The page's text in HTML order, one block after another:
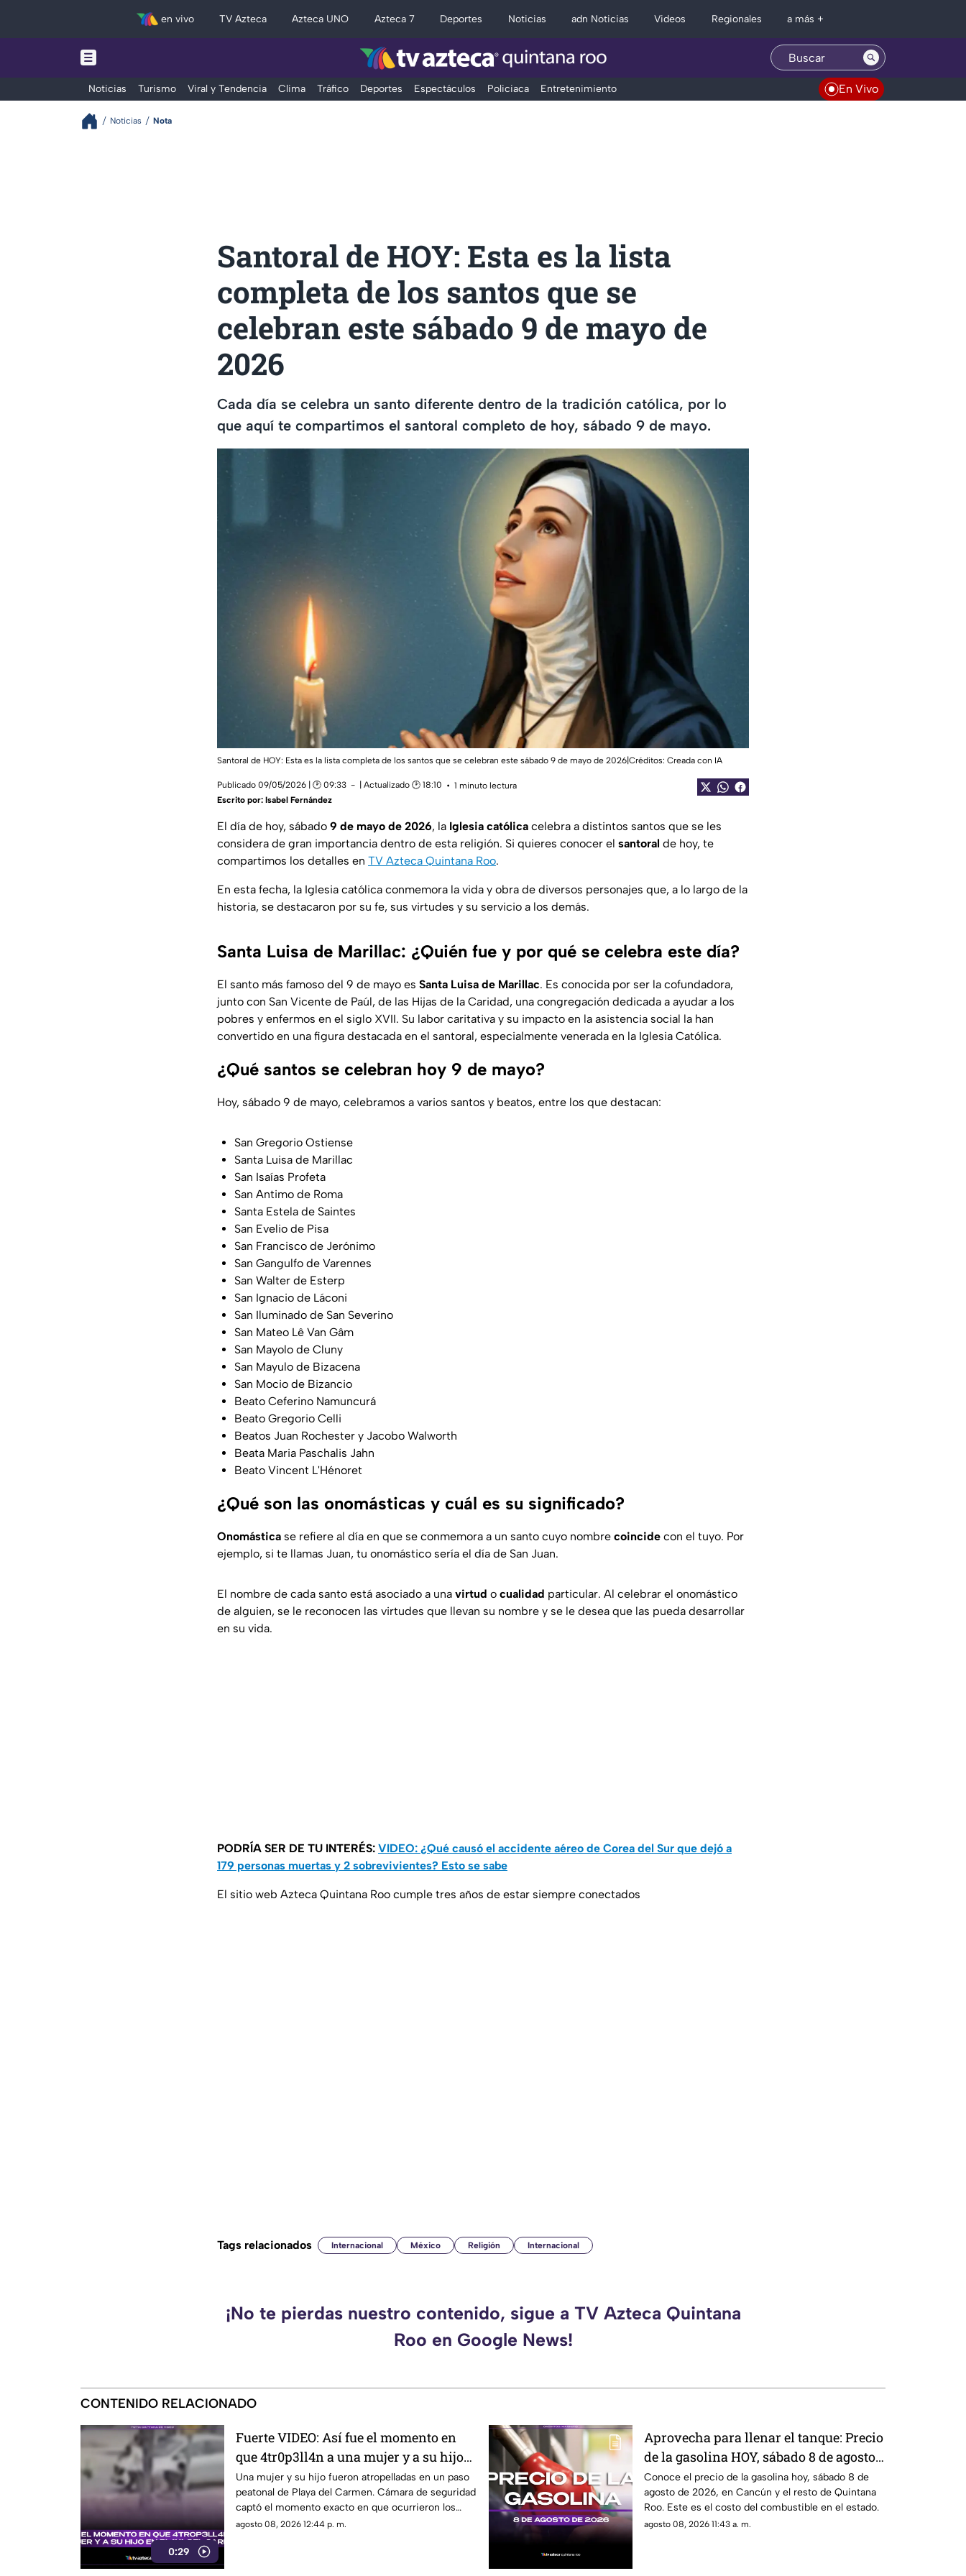
en vivo TV Azteca Azteca UNO Azteca 7 Deportes Noticias adn Noticias Videos Regionales a más +
Noticias Turismo Viral y Tendencia Clima Tráfico Deportes Espectáculos Policiaca Entretenimiento En Vivo
Noticias Nota
Santoral de HOY: Esta es la lista
completa de los santos que se
celebran este sábado 9 de mayo de
2026
Cada día se celebra un santo diferente dentro de la tradición católica, por lo
que aquí te compartimos el santoral completo de hoy, sábado 9 de mayo.
Santoral de HOY: Esta es la lista completa de los santos que se celebran este sábado 9 de mayo de 2026|Créditos: Creada con IA
Publicado 09/05/2026 | 🕑 09:33 | Actualizado 🕑 18:10
1 minuto lectura
Escrito por: Isabel Fernández
El día de hoy, sábado 9 de mayo de 2026, la Iglesia católica celebra a distintos santos que se les
considera de gran importancia dentro de esta religión. Si quieres conocer el santoral de hoy, te
compartimos los detalles en TV Azteca Quintana Roo.
En esta fecha, la Iglesia católica conmemora la vida y obra de diversos personajes que, a lo largo de la
historia, se destacaron por su fe, sus virtudes y su servicio a los demás.
Santa Luisa de Marillac: ¿Quién fue y por qué se celebra este día?
El santo más famoso del 9 de mayo es Santa Luisa de Marillac. Es conocida por ser la cofundadora,
junto con San Vicente de Paúl, de las Hijas de la Caridad, una congregación dedicada a ayudar a los
pobres y enfermos en el siglo XVII. Su labor caritativa y su impacto en la asistencia social la han
convertido en una figura destacada en el santoral, especialmente venerada en la Iglesia Católica.
¿Qué santos se celebran hoy 9 de mayo?
Hoy, sábado 9 de mayo, celebramos a varios santos y beatos, entre los que destacan:
San Gregorio Ostiense
Santa Luisa de Marillac
San Isaías Profeta
San Antimo de Roma
Santa Estela de Saintes
San Evelio de Pisa
San Francisco de Jerónimo
San Gangulfo de Varennes
San Walter de Esterp
San Ignacio de Láconi
San Iluminado de San Severino
San Mateo Lê Van Gâm
San Mayolo de Cluny
San Mayulo de Bizacena
San Mocio de Bizancio
Beato Ceferino Namuncurá
Beato Gregorio Celli
Beatos Juan Rochester y Jacobo Walworth
Beata Maria Paschalis Jahn
Beato Vincent L'Hénoret
¿Qué son las onomásticas y cuál es su significado?
Onomástica se refiere al día en que se conmemora a un santo cuyo nombre coincide con el tuyo. Por
ejemplo, si te llamas Juan, tu onomástico sería el día de San Juan.
El nombre de cada santo está asociado a una virtud o cualidad particular. Al celebrar el onomástico
de alguien, se le reconocen las virtudes que llevan su nombre y se le desea que las pueda desarrollar
en su vida.
PODRÍA SER DE TU INTERÉS: VIDEO: ¿Qué causó el accidente aéreo de Corea del Sur que dejó a
179 personas muertas y 2 sobrevivientes? Esto se sabe
El sitio web Azteca Quintana Roo cumple tres años de estar siempre conectados
Tags relacionados Internacional México Religión Internacional
¡No te pierdas nuestro contenido, sigue a TV Azteca Quintana
Roo en Google News!
CONTENIDO RELACIONADO
0:29
Fuerte VIDEO: Así fue el momento en
que 4tr0p3ll4n a una mujer y a su hijo
en un paso peatonal de Playa del
Carmen
Una mujer y su hijo fueron atropelladas en un paso
peatonal de Playa del Carmen. Cámara de seguridad
captó el momento exacto en que ocurrieron los
hechos.
agosto 08, 2026 12:44 p. m.
Aprovecha para llenar el tanque: Precio
de la gasolina HOY, sábado 8 de agosto
de 2026, en Quintana Roo
Conoce el precio de la gasolina hoy, sábado 8 de
agosto de 2026, en Cancún y el resto de Quintana
Roo. Este es el costo del combustible en el estado.
agosto 08, 2026 11:43 a. m.